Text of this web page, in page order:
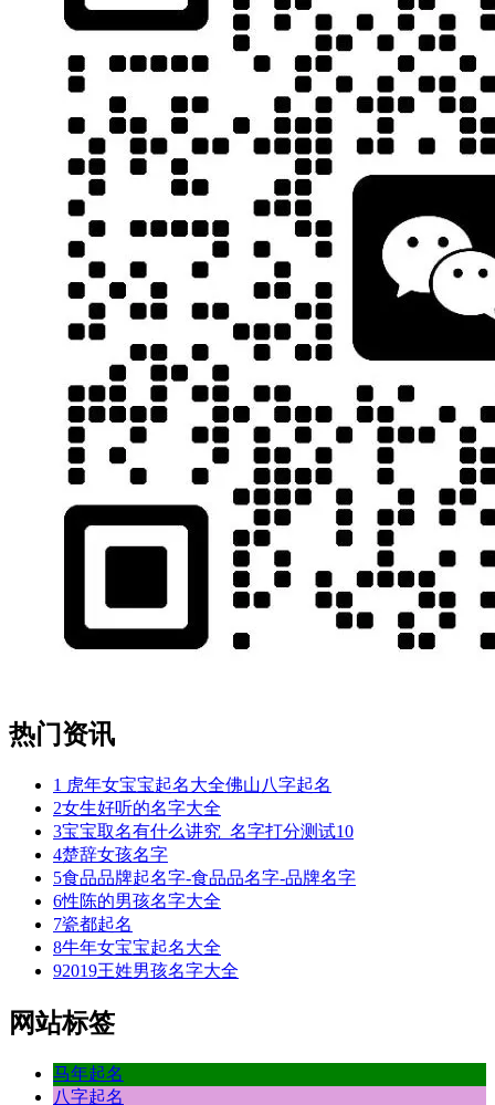
热门资讯
1 虎年女宝宝起名大全佛山八字起名
2女生好听的名字大全
3宝宝取名有什么讲究_名字打分测试10
4楚辞女孩名字
5食品品牌起名字-食品品名字-品牌名字
6性陈的男孩名字大全
7瓷都起名
8牛年女宝宝起名大全
92019王姓男孩名字大全
网站标签
马年起名
八字起名